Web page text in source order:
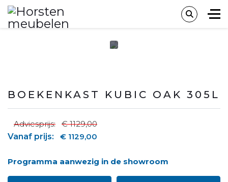
BOEKENKAST KUBIC OAK 305L
Adviesprijs:
€ 1129,00
Vanaf prijs:
€ 1129,00
Programma aanwezig in de showroom